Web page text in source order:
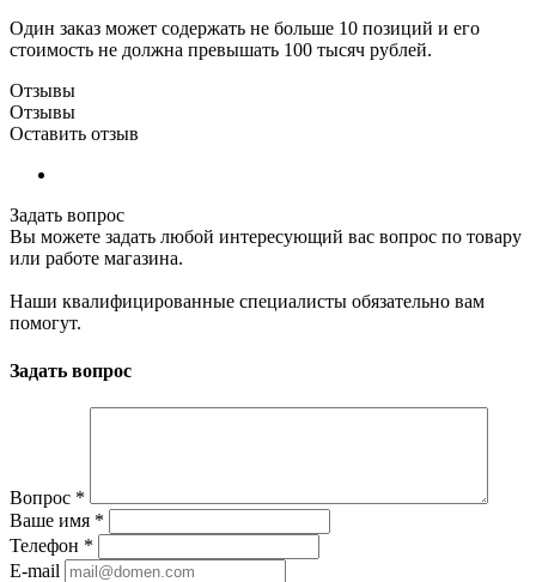
Один заказ может содержать не больше 10 позиций и его
стоимость не должна превышать 100 тысяч рублей.
Отзывы
Отзывы
Оставить отзыв
Задать вопрос
Вы можете задать любой интересующий вас вопрос по товару
или работе магазина.
Наши квалифицированные специалисты обязательно вам
помогут.
Задать вопрос
Вопрос *
Ваше имя *
Телефон *
E-mail